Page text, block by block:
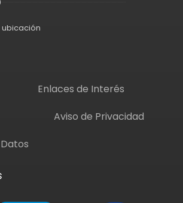
Enlaces de Interés
Aviso de Privacidad